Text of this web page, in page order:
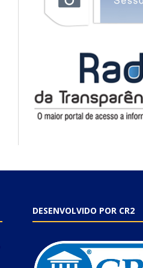
DESENVOLVIDO POR CR2